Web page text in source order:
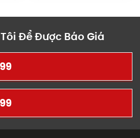
Để Được Báo Giá